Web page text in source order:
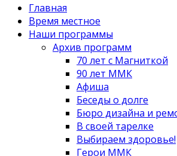
Главная
Время местное
Наши программы
Архив программ
70 лет с Магниткой
90 лет ММК
Афиша
Беседы о долге
Бюро дизайна и
В своей тарелке
Выбираем здоровье!
Герои ММК